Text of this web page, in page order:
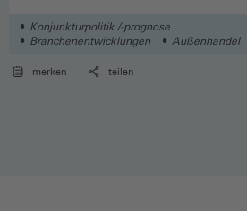
deutschen Industrie derzeit monatlich rund
10 000 Arbeitsplätze verloren. Auch der
Dienstleistungssektor steht durch den
anhaltenden Fachkräftemangel vor
Herausforderungen. Es gibt verschiedene
Konjunkturpolitik /-prognose
Branchenentwicklungen
Außenhandel
merken teilen